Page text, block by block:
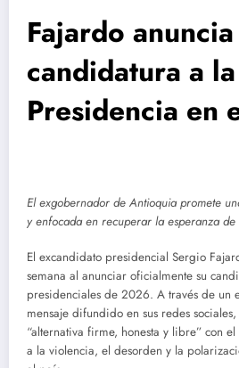
Fajardo
candidatura a la
Presidencia en
El exgobernador de Antioquia promete
y enfocada en recuperar la esperanza de
El excandidato presidencial Sergio
semana al anunciar oficialmente su
presidenciales de 2026. A través de un
mensaje difundido en sus redes
“alternativa firme, honesta y libre” con
a la violencia, el desorden y la